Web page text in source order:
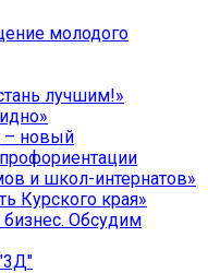
молодого
лучшим!»
– новый
и школ-интернатов»
Курского края»
Обсудим